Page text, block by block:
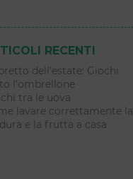
RECENTI
dell’estate: Giochi
l’ombrellone
tra le uova
lavare correttamente la
e la frutta a casa